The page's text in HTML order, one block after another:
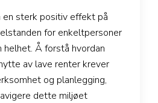
en sterk positiv effekt på
for enkeltpersoner
helhet. Å forstå hvordan
av lave renter krever
og planlegging,
dette miljøet